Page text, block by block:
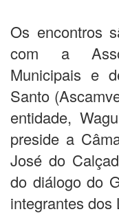
Os encontros
com a
Municipais e
Santo
entidade,
preside a
José do
do diálogo do
integrantes dos